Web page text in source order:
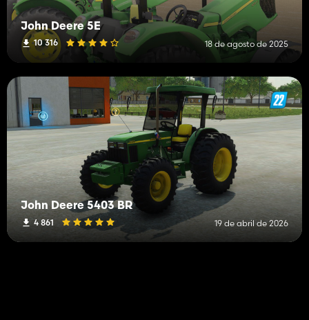
John Deere 5E
10 316 18 de agosto de 2025
John Deere 5403 BR
4 861 19 de abril de 2026